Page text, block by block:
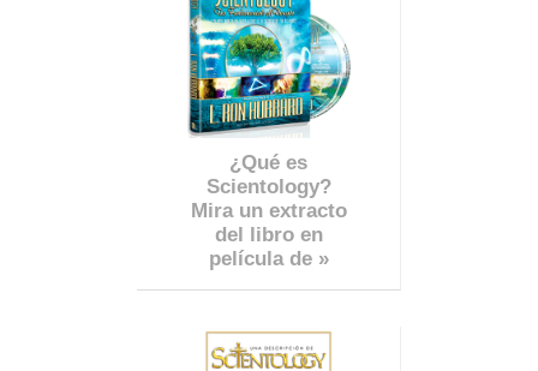
¿Qué es
Scientology?
Mira un extracto
del libro en
película de »